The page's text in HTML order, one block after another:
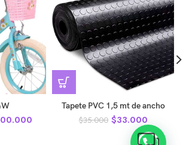
Tapete PVC 1,5 mt de ancho
$35.000 $33.000